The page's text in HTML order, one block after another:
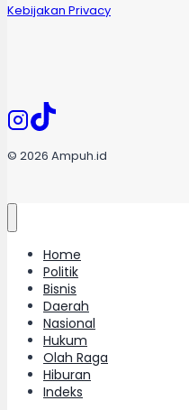
Kebijakan Privacy
© 2026 Ampuh.id
Home
Politik
Bisnis
Daerah
Nasional
Hukum
Olah Raga
Hiburan
Indeks